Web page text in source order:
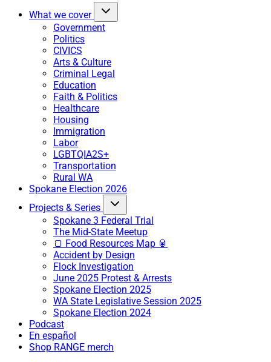
What we cover
Government
Politics
CIVICS
Arts & Culture
Criminal Legal
Education
Faith & Politics
Healthcare
Housing
Immigration
Labor
LGBTQIA2S+
Transportation
Rural WA
Spokane Election 2026
Projects & Series
Spokane 3 Federal Trial
The Mid-State Meetup
🍞 Food Resources Map 🥫
Accident by Design
Flock Investigation
June 2025 Protest & Arrests
Spokane Election 2025
WA State Legislative Session 2025
Spokane Election 2024
Podcast
En español
Shop RANGE merch